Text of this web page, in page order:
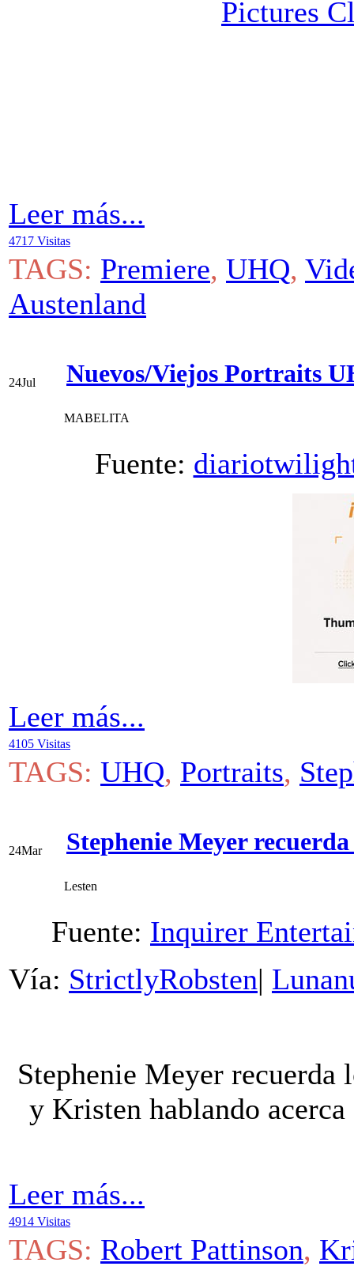
Leer más...
4717 Visitas
TAGS: Premiere, UHQ,
Austenland
24Jul Nuevos/Viejos Portraits
MABELITA
Fuente:
Leer más...
4105 Visitas
TAGS: UHQ, Portraits,
24Mar Stephenie Meyer
Lesten
Fuente: Inquirer
Vía: StrictlyRobsten|
Stephenie Meyer recuerda
y Kristen hablando
Leer más...
4914 Visitas
TAGS: Robert Pattinson,